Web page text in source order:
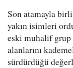
Son atamayla
yakın isimleri
eski muhalif grup
alanlarını
sürdürdüğü